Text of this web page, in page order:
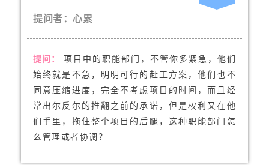
提问者：心累
提问：
项目中的职能部门，不管你多紧急，他们
始终就是不急，明明可行的赶工方案，他们也不
同意压缩进度，完全不考虑项目的时间，而且经
常出尔反尔的推翻之前的承诺，但是权利又在他
们手里，拖住整个项目的后腿，这种职能部门怎
么管理或者协调？